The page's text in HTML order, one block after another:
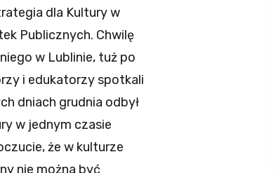
dla Kultury w
Publicznych. Chwilę
w Lublinie, tuż po
i edukatorzy spotkali
dniach grudnia odbył
w jednym czasie
że w kulturze
nie można być